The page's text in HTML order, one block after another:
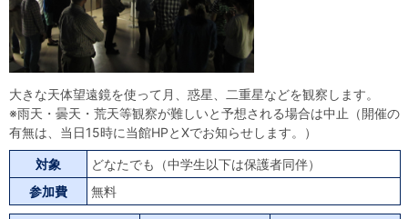
大きな天体望遠鏡を使って月、惑星、二重星などを観察します。
※雨天・曇天・荒天等観察が難しいと予想される場合は中止（開催の
有無は、当日15時に当館HPとXでお知らせします。）
対象
どなたでも（中学生以下は保護者同伴）
参加費
無料